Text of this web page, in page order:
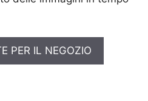
PER IL NEGOZIO